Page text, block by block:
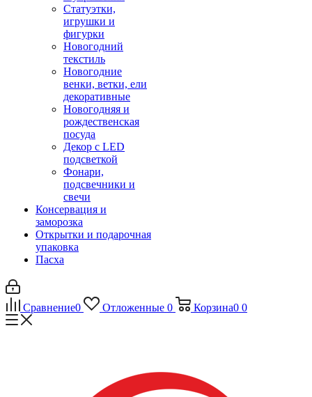
Статуэтки,
игрушки и
фигурки
Новогодний
текстиль
Новогодние
венки, ветки, ели
декоративные
Новогодняя и
рождественская
посуда
Декор с LED
подсветкой
Фонари,
подсвечники и
свечи
Консервация и
заморозка
Открытки и подарочная
упаковка
Пасха
Сравнение0 Отложенные 0 Корзина0 0